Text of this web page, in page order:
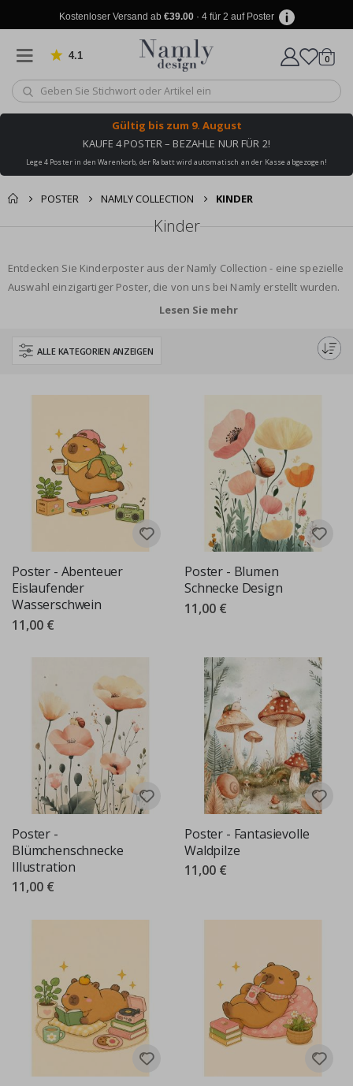
Kostenloser Versand ab €39.00· 4 für 2 auf Poster
4.1 von 1030 Bewertungen
Wagen
0
Gültig bis zum 9. August
KAUFE 4 POSTER – BEZAHLE NUR FÜR 2!
Lege 4 Poster in den Warenkorb, der Rabatt wird automatisch an der Kasse abgezogen!
POSTER NAMLY COLLECTION KINDER
Kinder
Entdecken Sie Kinderposter aus der Namly Collection - eine spezielle
Auswahl einzigartiger Poster, die von uns bei Namly erstellt wurden.
Diese Kategorie bringt verspielte, charmante und sorgfältig
und Familienräume gemacht sind. Von süßen Tieren und sanften
Pastellillustrationen bis hin zu fantasievollen Szenen, süßen Details
Perfekt für Schlafzimmer, Spielzimmer und Kindergärten, unsere
Kinderposter sind so gestaltet, dass sie alltägliche Räume
magischer, persönlicher und lebendiger wirken lassen.
Lesen Sie mehr
ALLE KATEGORIEN ANZEIGEN
Poster - Abenteuer
Eislaufender
Wasserschwein
11,00 €
Poster - Blumen
Schnecke Design
11,00 €
Poster -
Blümchenschnecke
Illustration
11,00 €
Poster - Fantasievolle
Waldpilze
11,00 €